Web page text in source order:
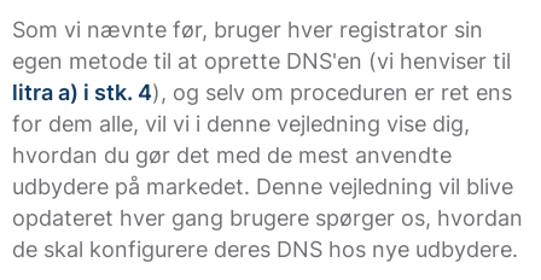
Som vi nævnte før, bruger hver registrator sin
egen metode til at oprette DNS'en (vi henviser til
litra a) i stk. 4), og selv om proceduren er ret ens
for dem alle, vil vi i denne vejledning vise dig,
hvordan du gør det med de mest anvendte
udbydere på markedet. Denne vejledning vil blive
opdateret hver gang brugere spørger os, hvordan
de skal konfigurere deres DNS hos nye udbydere.